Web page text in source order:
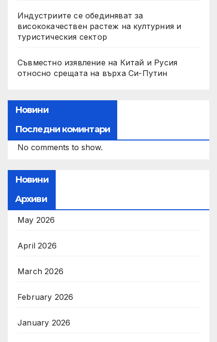
Индустриите се обединяват за
висококачествен растеж на културния и
туристическия сектор
Съвместно изявление на Китай и Русия
относно срещата на върха Си-Путин
Новини
Последни коминтари
No comments to show.
Новини
Архиви
May 2026
April 2026
March 2026
February 2026
January 2026